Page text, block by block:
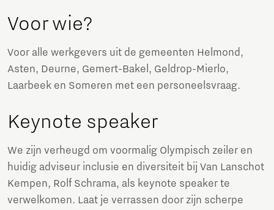
Voor wie?
Voor alle werkgevers uit de gemeenten Helmond,
Asten, Deurne, Gemert-Bakel, Geldrop-Mierlo,
Laarbeek en Someren met een personeelsvraag.
Keynote speaker
We zijn verheugd om voormalig Olympisch zeiler en
huidig adviseur inclusie en diversiteit bij Van Lanschot
Kempen, Rolf Schrama, als keynote speaker te
verwelkomen. Laat je verrassen door zijn scherpe